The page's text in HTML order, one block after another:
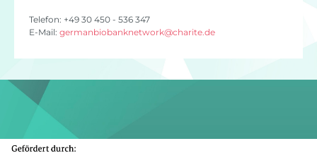
Telefon: +49 30 450 - 536 347
E-Mail: germanbiobanknetwork@charite.de